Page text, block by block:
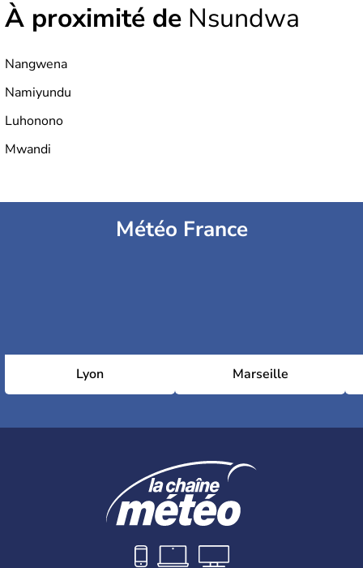
À proximité de Nsundwa
Nangwena
Namiyundu
Luhonono
Mwandi
Météo France
Lyon Marseille